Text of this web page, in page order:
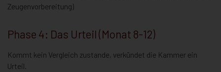
Zeugenvorbereitung)
Phase 4: Das Urteil (Monat 8-12)
Kommt kein Vergleich zustande, verkündet die Kammer ein
Urteil.